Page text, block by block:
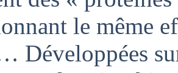
le même
Développées